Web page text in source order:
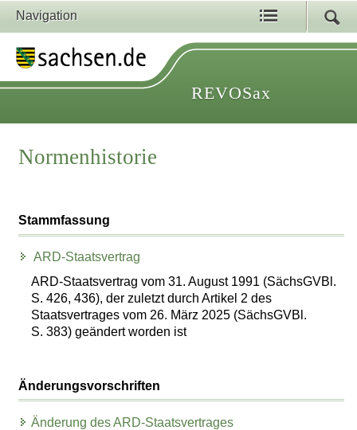
Navigation
REVOSax
Normenhistorie
Stammfassung
ARD-Staatsvertrag
ARD-Staatsvertrag vom 31. August 1991 (SächsGVBl.
S. 426, 436), der zuletzt durch Artikel 2 des
Staatsvertrages vom 26. März 2025 (SächsGVBl.
S. 383) geändert worden ist
Änderungsvorschriften
Änderung des ARD-Staatsvertrages